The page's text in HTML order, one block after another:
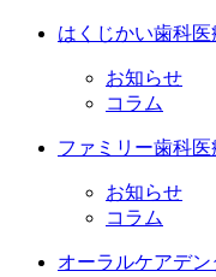
はくじかい歯科
お知らせ
コラム
ファミリー歯科
お知らせ
コラム
オーラルケアデ